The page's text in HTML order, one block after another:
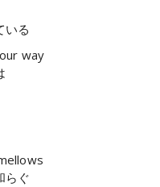
いる
way
らぐ